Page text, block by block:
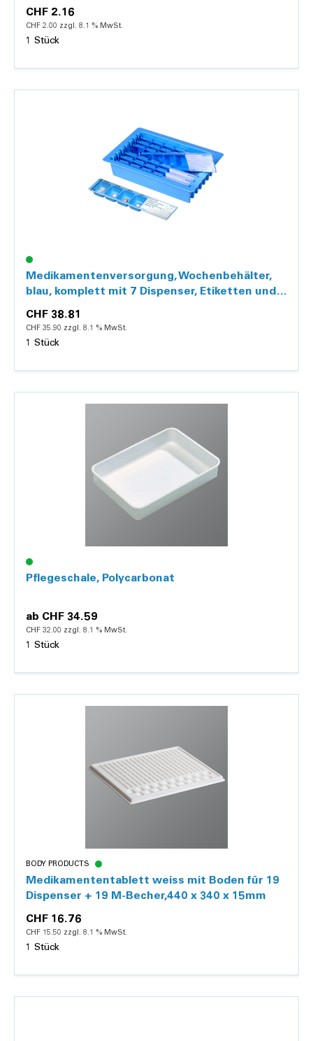
CHF 2.16
CHF 2.00 zzgl. 8.1 % MwSt.
1 Stück
Medikamentenversorgung, Wochenbehälter,
blau, komplett mit 7 Dispenser, Etiketten und
CHF 38.81
CHF 35.90 zzgl. 8.1 % MwSt.
1 Stück
Pflegeschale, Polycarbonat
ab CHF 34.59
CHF 32.00 zzgl. 8.1 % MwSt.
1 Stück
BODY PRODUCTS
Medikamententablett weiss mit Boden für 19
Dispenser + 19 M-Becher,440 x 340 x 15mm
CHF 16.76
CHF 15.50 zzgl. 8.1 % MwSt.
1 Stück